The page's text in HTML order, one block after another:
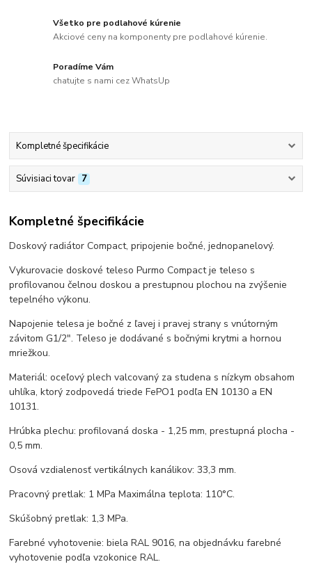
Všetko pre podlahové kúrenie
Akciové ceny na komponenty pre podlahové kúrenie.
Poradíme Vám
chatujte s nami cez WhatsUp
Kompletné špecifikácie
Súvisiaci tovar 7
Kompletné špecifikácie
Doskový radiátor Compact, pripojenie bočné, jednopanelový.
Vykurovacie doskové teleso Purmo Compact je teleso s
profilovanou čelnou doskou a prestupnou plochou na zvýšenie
tepelného výkonu.
Napojenie telesa je bočné z ľavej i pravej strany s vnútorným
závitom G1/2". Teleso je dodávané s bočnými krytmi a hornou
mriežkou.
Materiál: oceľový plech valcovaný za studena s nízkym obsahom
uhlíka, ktorý zodpovedá triede FePO1 podľa EN 10130 a EN
10131.
Hrúbka plechu: profilovaná doska - 1,25 mm, prestupná plocha -
0,5 mm.
Osová vzdialenosť vertikálnych kanálikov: 33,3 mm.
Pracovný pretlak: 1 MPa Maximálna teplota: 110°C.
Skúšobný pretlak: 1,3 MPa.
Farebné vyhotovenie: biela RAL 9016, na objednávku farebné
vyhotovenie podľa vzokonice RAL.